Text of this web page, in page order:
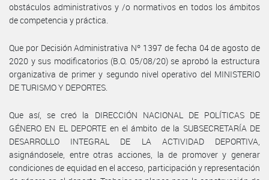
obstáculos administrativos y /o normativos en todos los ámbitos
de competencia y práctica.
Que por Decisión Administrativa Nº 1397 de fecha 04 de agosto de
2020 y sus modificatorios (B.O. 05/08/20) se aprobó la estructura
organizativa de primer y segundo nivel operativo del MINISTERIO
DE TURISMO Y DEPORTES.
Que así, se creó la DIRECCIÓN NACIONAL DE POLÍTICAS DE
GÉNERO EN EL DEPORTE en el ámbito de la SUBSECRETARÍA DE
DESARROLLO INTEGRAL DE LA ACTIVIDAD DEPORTIVA,
asignándosele, entre otras acciones, la de promover y generar
condiciones de equidad en el acceso, participación y representación